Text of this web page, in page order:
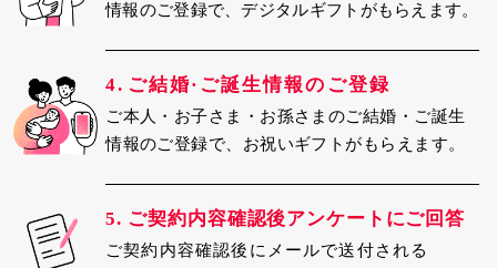
情報のご登録で、デジタルギフトがもらえます。
4. ご結婚·ご誕生情報のご登録
ご本人・お子さま・お孫さまのご結婚・ご誕生
情報のご登録で、お祝いギフトがもらえます。
5. ご契約内容確認後アンケートにご回答
ご契約内容確認後にメールで送付される